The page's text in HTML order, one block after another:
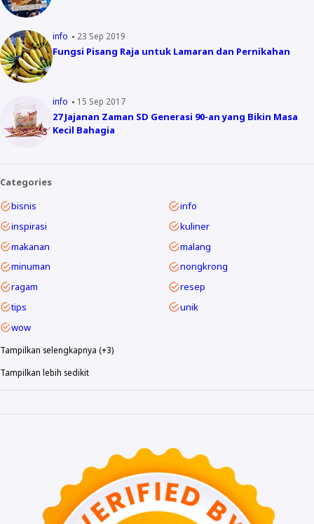
info 23 Sep 2019
Fungsi Pisang Raja untuk Lamaran dan Pernikahan
info 15 Sep 2017
27 Jajanan Zaman SD Generasi 90-an yang Bikin Masa
Kecil Bahagia
Categories
bisnis
info
inspirasi
kuliner
makanan
malang
minuman
nongkrong
ragam
resep
tips
unik
wow
Tampilkan selengkapnya (+3)
Tampilkan lebih sedikit